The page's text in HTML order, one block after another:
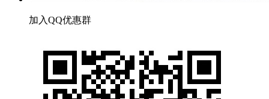
加入QQ优惠群